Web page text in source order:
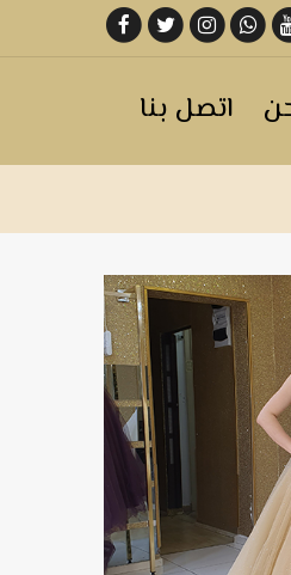
اتصل بنا